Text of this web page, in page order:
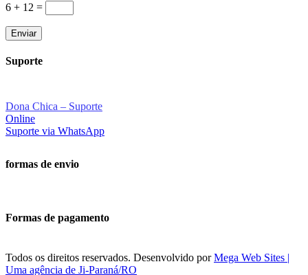
6 + 12 =
Enviar
Suporte
Dona Chica – Suporte
Online
Suporte via WhatsApp
formas de envio
Formas de pagamento
Todos os direitos reservados. Desenvolvido porMega Web Sites |
Uma agência de Ji-Paraná/RO